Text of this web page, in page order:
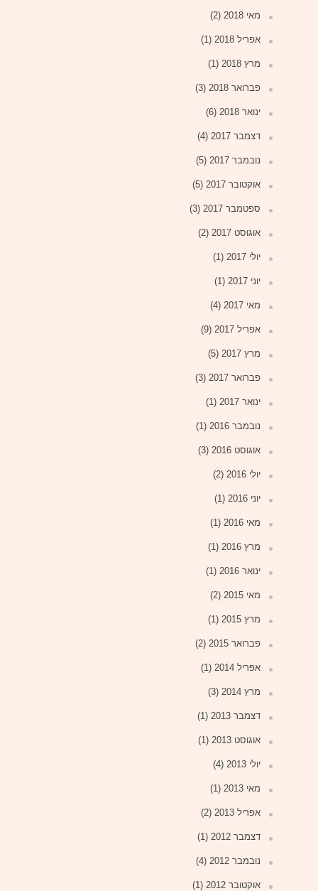
מאי 2018 (2)
אפריל 2018 (1)
מרץ 2018 (1)
פברואר 2018 (3)
ינואר 2018 (6)
דצמבר 2017 (4)
נובמבר 2017 (5)
אוקטובר 2017 (5)
ספטמבר 2017 (3)
אוגוסט 2017 (2)
יולי 2017 (1)
יוני 2017 (1)
מאי 2017 (4)
אפריל 2017 (9)
מרץ 2017 (5)
פברואר 2017 (3)
ינואר 2017 (1)
נובמבר 2016 (1)
אוגוסט 2016 (3)
יולי 2016 (2)
יוני 2016 (1)
מאי 2016 (1)
מרץ 2016 (1)
ינואר 2016 (1)
מאי 2015 (2)
מרץ 2015 (1)
פברואר 2015 (2)
אפריל 2014 (1)
מרץ 2014 (3)
דצמבר 2013 (1)
אוגוסט 2013 (1)
יולי 2013 (4)
מאי 2013 (1)
אפריל 2013 (2)
דצמבר 2012 (1)
נובמבר 2012 (4)
אוקטובר 2012 (1)